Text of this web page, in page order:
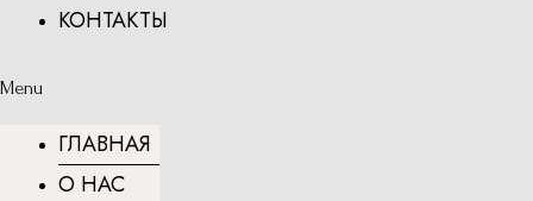
КОНТАКТЫ
Menu
ГЛАВНАЯ
О НАС